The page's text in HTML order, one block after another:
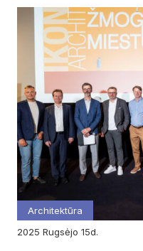
Architektūra
2025
rugsėjo 15d.